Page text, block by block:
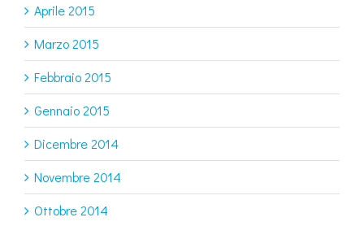
Aprile 2015
Marzo 2015
Febbraio 2015
Gennaio 2015
Dicembre 2014
Novembre 2014
Ottobre 2014